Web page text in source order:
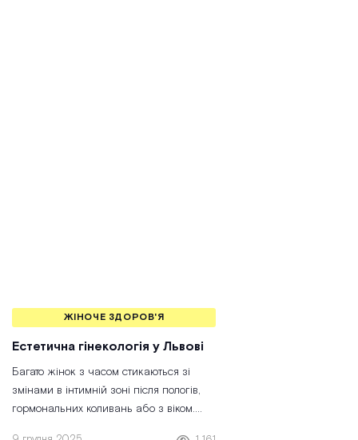
ЖІНОЧЕ ЗДОРОВ'Я
Естетична гінекологія у Львові
Багато жінок з часом стикаються зі
змінами в інтимній зоні після пологів,
гормональних коливань або з віком.